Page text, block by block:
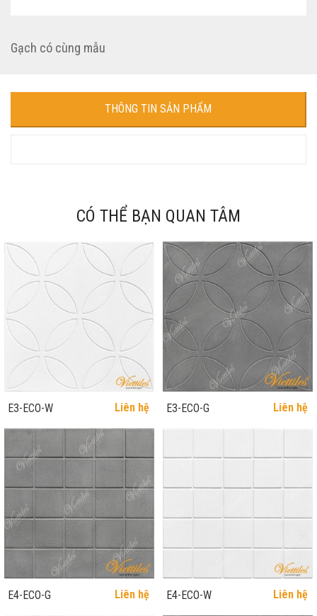
Gạch có cùng mẫu
THÔNG TIN SẢN PHẨM
CÓ THỂ BẠN QUAN TÂM
Liên hệ
E3-ECO-W Liên hệ
E3-ECO-G
Liên hệ
E4-ECO-G Liên hệ
E4-ECO-W